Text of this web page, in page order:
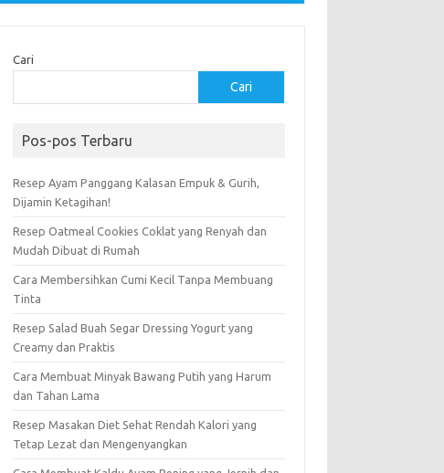
Cari
Cari
Pos-pos Terbaru
Resep Ayam Panggang Kalasan Empuk & Gurih,
Dijamin Ketagihan!
Resep Oatmeal Cookies Coklat yang Renyah dan
Mudah Dibuat di Rumah
Cara Membersihkan Cumi Kecil Tanpa Membuang
Tinta
Resep Salad Buah Segar Dressing Yogurt yang
Creamy dan Praktis
Cara Membuat Minyak Bawang Putih yang Harum
dan Tahan Lama
Resep Masakan Diet Sehat Rendah Kalori yang
Tetap Lezat dan Mengenyangkan